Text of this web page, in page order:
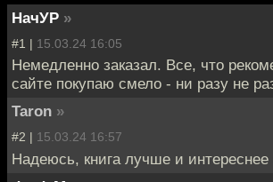
НачУР »
#1 | 15.03.24 16:05
Немедленно заказал. Все, что
сайте покупаю смело - ни разу не
Taron »
#2 | 15.03.24 16:57
Надеюсь, книга лучше и